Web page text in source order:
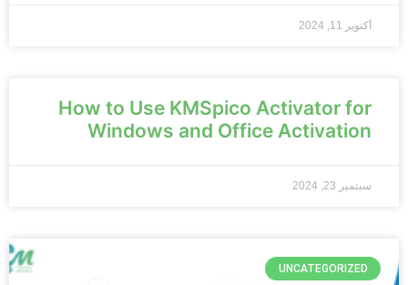
أكتوبر 11, 2024
How to Use KMSpico Activator for
Windows and Office Activation
سبتمبر 23, 2024
UNCATEGORIZED